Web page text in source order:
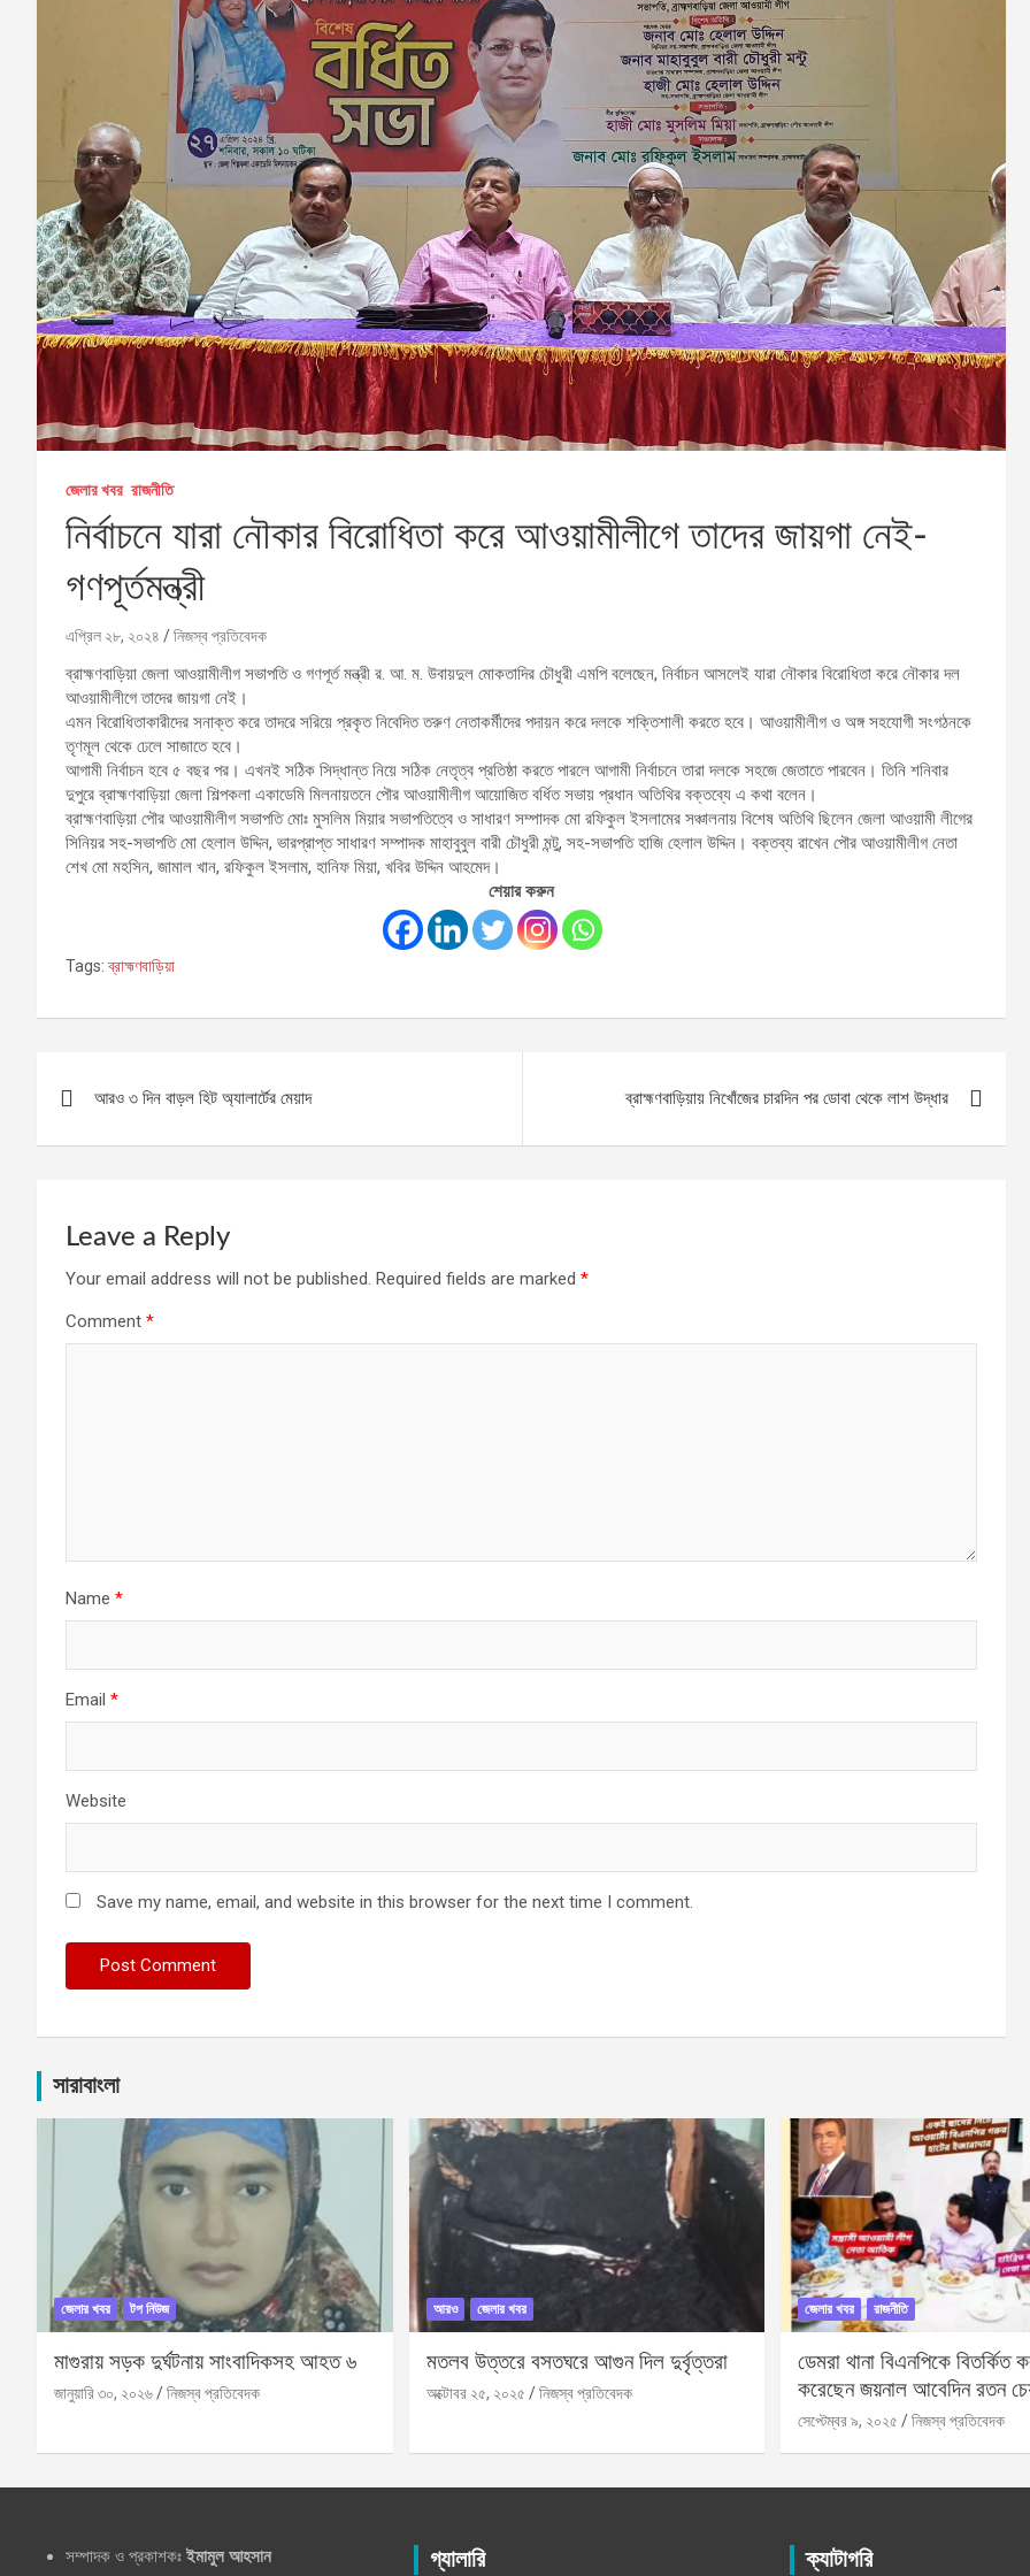
জেলার খবর রাজনীতি
নির্বাচনে যারা নৌকার বিরোধিতা করে আওয়ামীলীগে তাদের জায়গা নেই-
গণপূর্তমন্ত্রী
এপ্রিল ২৮, ২০২৪ নিজস্ব প্রতিবেদক
ব্রাহ্মণবাড়িয়া জেলা আওয়ামীলীগ সভাপতি ও গণপূর্ত মন্ত্রী র. আ. ম. উবায়দুল মোকতাদির চৌধুরী এমপি বলেছেন, নির্বাচন আসলেই যারা নৌকার বিরোধিতা করে নৌকার দল
আওয়ামীলীগে তাদের জায়গা নেই।
এমন বিরোধিতাকারীদের সনাক্ত করে তাদরে সরিয়ে প্রকৃত নিবেদিত তরুণ নেতাকর্মীদের পদায়ন করে দলকে শক্তিশালী করতে হবে। আওয়ামীলীগ ও অঙ্গ সহযোগী সংগঠনকে
তৃণমূল থেকে ঢেলে সাজাতে হবে।
আগামী নির্বাচন হবে ৫ বছর পর। এখনই সঠিক সিদ্ধান্ত নিয়ে সঠিক নেতৃত্ব প্রতিষ্ঠা করতে পারলে আগামী নির্বাচনে তারা দলকে সহজে জেতাতে পারবেন। তিনি শনিবার
দুপুরে ব্রাহ্মণবাড়িয়া জেলা শিল্পকলা একাডেমি মিলনায়তনে পৌর আওয়ামীলীগ আয়োজিত বর্ধিত সভায় প্রধান অতিথির বক্তব্যে এ কথা বলেন।
ব্রাহ্মণবাড়িয়া পৌর আওয়ামীলীগ সভাপতি মোঃ মুসলিম মিয়ার সভাপতিত্বে ও সাধারণ সম্পাদক মো রফিকুল ইসলামের সঞ্চালনায় বিশেষ অতিথি ছিলেন জেলা আওয়ামী লীগের
সিনিয়র সহ-সভাপতি মো হেলাল উদ্দিন, ভারপ্রাপ্ত সাধারণ সম্পাদক মাহাবুবুল বারী চৌধুরী মন্টু, সহ-সভাপতি হাজি হেলাল উদ্দিন। বক্তব্য রাখেন পৌর আওয়ামীলীগ নেতা
শেখ মো মহসিন, জামাল খান, রফিকুল ইসলাম, হানিফ মিয়া, খবির উদ্দিন আহমেদ।
শেয়ার করুন
Tags: ব্রাহ্মণবাড়িয়া
আরও ৩ দিন বাড়ল হিট অ্যালার্টের মেয়াদ ব্রাহ্মণবাড়িয়ায় নিখোঁজের চারদিন পর ডোবা থেকে লাশ উদ্ধার
Leave a Reply
Your email address will not be published. Required fields are marked *
Comment *
Name *
Email *
Website
Save my name, email, and website in this browser for the next time I comment.
সারাবাংলা
জেলার খবর টপ নিউজ
মাগুরায় সড়ক দুর্ঘটনায় সাংবাদিকসহ আহত ৬
জানুয়ারি ৩০, ২০২৬ নিজস্ব প্রতিবেদক
আরও জেলার খবর
মতলব উত্তরে বসতঘরে আগুন দিল দুর্বৃত্তরা
অক্টোবর ২৫, ২০২৫ নিজস্ব প্রতিবেদক
জেলার খবর রাজনীতি
ডেমরা থানা বিএনপিকে বিতর্কিত
করেছেন জয়নাল আবেদিন রতন
সেপ্টেম্বর ৯, ২০২৫ নিজস্ব প্রতিবেদক
সম্পাদক ও প্রকাশকঃ ইমামুল আহসান গ্যালারি ক্যাটাগরি